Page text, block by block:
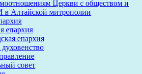
Церкви с обществом и
Алтайской митрополии
епархия
епархия
совет